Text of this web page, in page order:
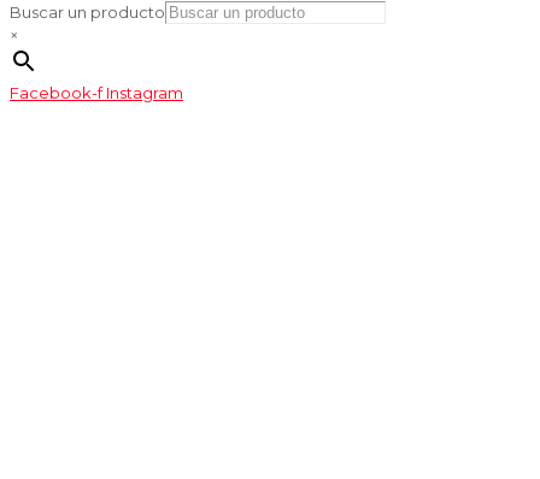
Buscar un producto
×
Facebook-f Instagram